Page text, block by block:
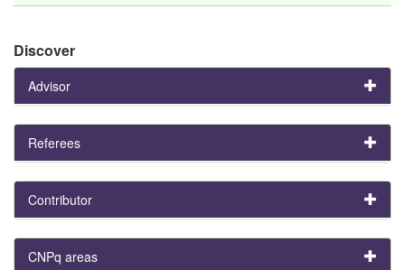
Discover
Advisor
Referees
Contributor
CNPq areas